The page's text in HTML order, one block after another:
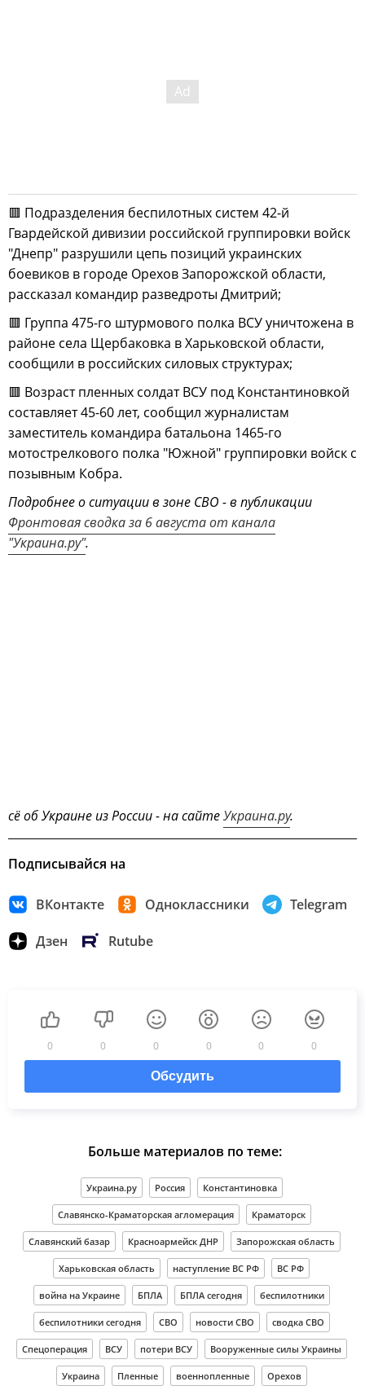
🟥 Подразделения беспилотных систем 42-й
Гвардейской дивизии российской группировки войск
"Днепр" разрушили цепь позиций украинских
боевиков в городе Орехов Запорожской области,
рассказал командир разведроты Дмитрий;
🟥 Группа 475-го штурмового полка ВСУ уничтожена в
районе села Щербаковка в Харьковской области,
сообщили в российских силовых структурах;
🟥 Возраст пленных солдат ВСУ под Константиновкой
составляет 45-60 лет, сообщил журналистам
заместитель командира батальона 1465-го
мотострелкового полка "Южной" группировки войск с
позывным Кобра.
Подробнее о ситуации в зоне СВО - в публикации
Фронтовая сводка за 6 августа от канала
"Украина.ру".
сё об Украине из России - на сайтеУкраина.ру.
Подписывайся на
ВКонтакте Одноклассники Telegram
Дзен Rutube
0 0 0 0 0 0
Обсудить
Больше материалов по теме:
Украина.ру Россия Константиновка
Славянско-Краматорская агломерация Краматорск
Славянский базар Красноармейск ДНР Запорожская область
Харьковская область наступление ВС РФ ВС РФ
война на Украине БПЛА БПЛА сегодня беспилотники
беспилотники сегодня СВО новости СВО сводка СВО
Спецоперация ВСУ потери ВСУ Вооруженные силы Украины
Украина Пленные военнопленные Орехов